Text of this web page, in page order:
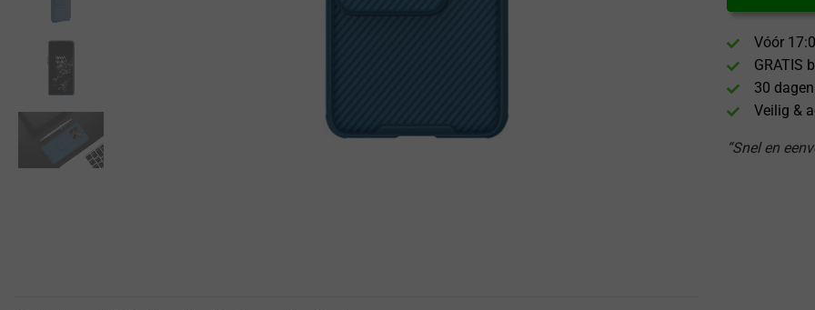
Vóór
GRATIS
30
Veilig &
“Snel en